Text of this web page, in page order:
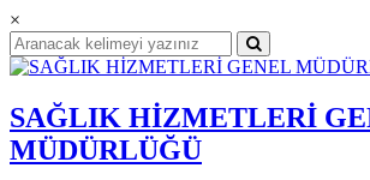
×
SAĞLIK HİZMETLERİ
MÜDÜRLÜĞÜ